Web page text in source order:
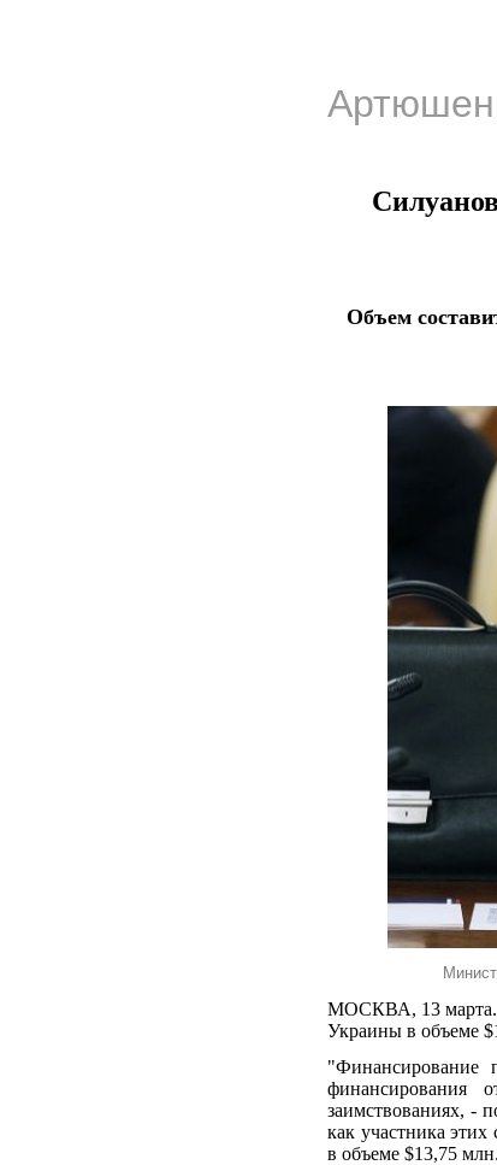
Объем
МОСКВА, 13 марта.
Украины в объеме
"Финансирование
финансирования
заимствованиях, -
как участника
в объеме $13,75